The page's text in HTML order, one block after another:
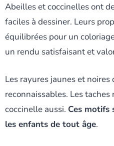
Abeilles et coccinelles ont
faciles à dessiner. Leurs
équilibrées pour un
un rendu satisfaisant et
Les rayures jaunes et noires
reconnaissables. Les
coccinelle aussi. Ces motifs
les enfants de tout âge.